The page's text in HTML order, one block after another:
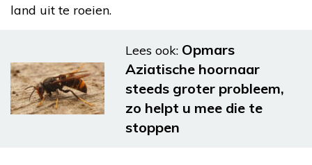
land uit te roeien.
Lees ook: Opmars
Aziatische hoornaar
steeds groter probleem,
zo helpt u mee die te
stoppen